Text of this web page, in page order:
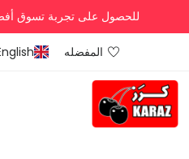
للحصول على تجربة تسوق
المفضله